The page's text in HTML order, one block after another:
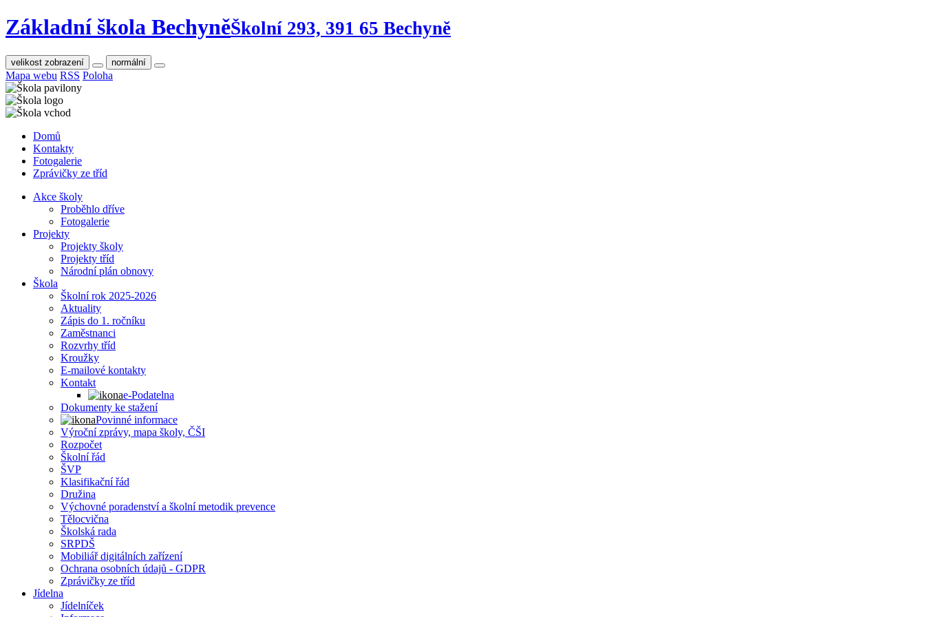
Základní škola BechyněŠkolní 293, 391 65 Bechyně
velikost zobrazení normální
Mapa webu RSS Poloha
Domů
Kontakty
Fotogalerie
Zprávičky ze tříd
Akce školy
Proběhlo dříve
Fotogalerie
Projekty
Projekty školy
Projekty tříd
Národní plán obnovy
Škola
Školní rok 2025-2026
Aktuality
Zápis do 1. ročníku
Zaměstnanci
Rozvrhy tříd
Kroužky
E-mailové kontakty
Kontakt
e-Podatelna
Dokumenty ke stažení
Povinné informace
Výroční zprávy, mapa školy, ČŠI
Rozpočet
Školní řád
ŠVP
Klasifikační řád
Družina
Výchovné poradenství a školní metodik prevence
Tělocvična
Školská rada
SRPDŠ
Mobiliář digitálních zařízení
Ochrana osobních údajů - GDPR
Zprávičky ze tříd
Jídelna
Jídelníček